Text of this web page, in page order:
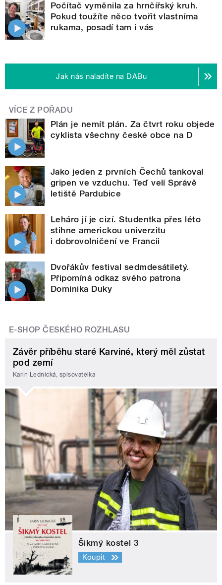
Počítač vyměnila za hrnčířský kruh.
Pokud toužíte něco tvořit vlastníma
rukama, posadí tam i vás
Jak nás naladíte na DABu
VÍCE Z POŘADU
Plán je nemít plán. Za čtvrt roku objede
cyklista všechny české obce na D
Jako jeden z prvních Čechů tankoval
gripen ve vzduchu. Teď velí Správě
letiště Pardubice
Leháro jí je cizí. Studentka přes léto
stihne americkou univerzitu
i dobrovolničení ve Francii
Dvořákův festival sedmdesátiletý.
Připomíná odkaz svého patrona
Dominika Duky
E-SHOP ČESKÉHO ROZHLASU
Závěr příběhu staré Karviné, který měl zůstat
pod zemí
Karin Lednická, spisovatelka
Šikmý kostel 3
Koupit